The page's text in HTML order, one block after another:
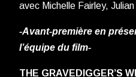
avec Michelle Fairley,
-Avant-première en
l’équipe du film-
THE GRAVEDIGGER’S